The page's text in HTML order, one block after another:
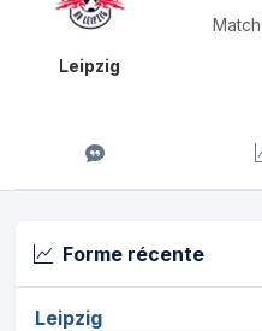
Leipzig
Forme récente
Leipzig